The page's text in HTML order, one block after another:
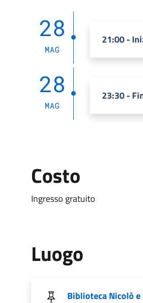
28
MAG
21:00 -
28
MAG
23:30 -
Costo
Ingresso gratuito
Luogo
Biblioteca Nicolò